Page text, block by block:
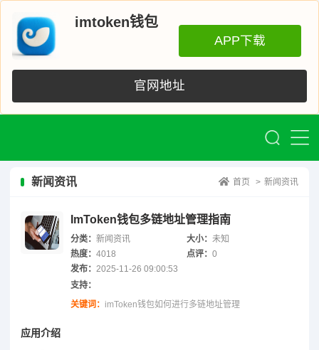
imtoken钱包
APP下载
官网地址
新闻资讯 首页 > 新闻资讯
ImToken钱包多链地址管理指南
分类： 新闻资讯 大小：未知
热度： 4018 点评：0
发布： 2025-11-26 09:00:53
支持：
关键词： imToken钱包如何进行多链地址管理
应用介绍